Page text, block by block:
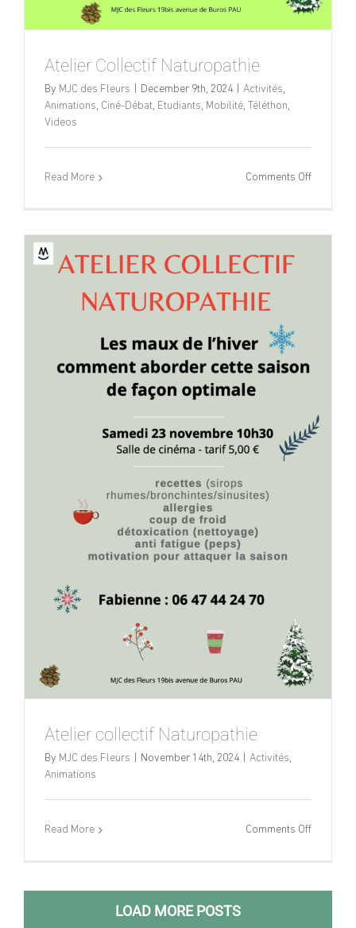
Atelier Collectif Naturopathie
By MJC des Fleurs December 9th, 2024 Activités,
Animations, Ciné-Débat, Etudiants, Mobilité, Téléthon,
Videos
Read More Comments Offon
Atelier collectif Naturopathie
By MJC des Fleurs November 14th, 2024 Activités,
Animations
Read More Comments Offon
LOAD MORE POSTS